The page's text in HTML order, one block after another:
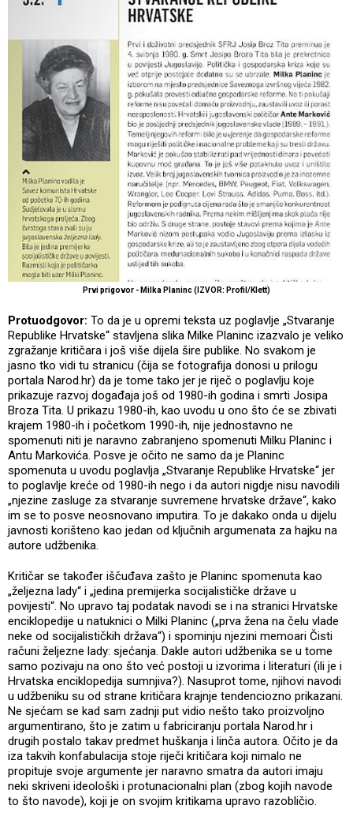
Prvi prigovor - Milka Planinc (IZVOR: Profil/Klett)
Protuodgovor: To da je u opremi teksta uz poglavlje „Stvaranje
Republike Hrvatske“ stavljena slika Milke Planinc izazvalo je veliko
zgražanje kritičara i još više dijela šire publike. No svakom je
jasno tko vidi tu stranicu (čija se fotografija donosi u prilogu
portala Narod.hr) da je tome tako jer je riječ o poglavlju koje
prikazuje razvoj događaja još od 1980-ih godina i smrti Josipa
Broza Tita. U prikazu 1980-ih, kao uvodu u ono što će se zbivati
krajem 1980-ih i početkom 1990-ih, nije jednostavno ne
spomenuti niti je naravno zabranjeno spomenuti Milku Planinc i
Antu Markovića. Posve je očito ne samo da je Planinc
spomenuta u uvodu poglavlja „Stvaranje Republike Hrvatske“ jer
to poglavlje kreće od 1980-ih nego i da autori nigdje nisu navodili
„njezine zasluge za stvaranje suvremene hrvatske države“, kako
im se to posve neosnovano imputira. To je dakako onda u dijelu
javnosti korišteno kao jedan od ključnih argumenata za hajku na
autore udžbenika.
Kritičar se također iščuđava zašto je Planinc spomenuta kao
„željezna lady“ i „jedina premijerka socijalističke države u
povijesti“. No upravo taj podatak navodi se i na stranici Hrvatske
enciklopedije u natuknici o Milki Planinc („prva žena na čelu vlade
neke od socijalističkih država“) i spominju njezini memoari Čisti
računi željezne lady: sjećanja. Dakle autori udžbenika se u tome
samo pozivaju na ono što već postoji u izvorima i literaturi (ili je i
Hrvatska enciklopedija sumnjiva?). Nasuprot tome, njihovi navodi
u udžbeniku su od strane kritičara krajnje tendenciozno prikazani.
Ne sjećam se kad sam zadnji put vidio nešto tako proizvoljno
argumentirano, što je zatim u fabriciranju portala Narod.hr i
drugih postalo takav predmet huškanja i linča autora. Očito je da
iza takvih konfabulacija stoje riječi kritičara koji nimalo ne
propituje svoje argumente jer naravno smatra da autori imaju
neki skriveni ideološki i protunacionalni plan (zbog kojih navode
to što navode), koji je on svojim kritikama upravo razobličio.